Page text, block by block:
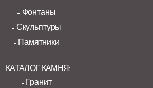
Фонтаны
Скульптуры
Памятники
КАТАЛОГ КАМНЯ:
Гранит